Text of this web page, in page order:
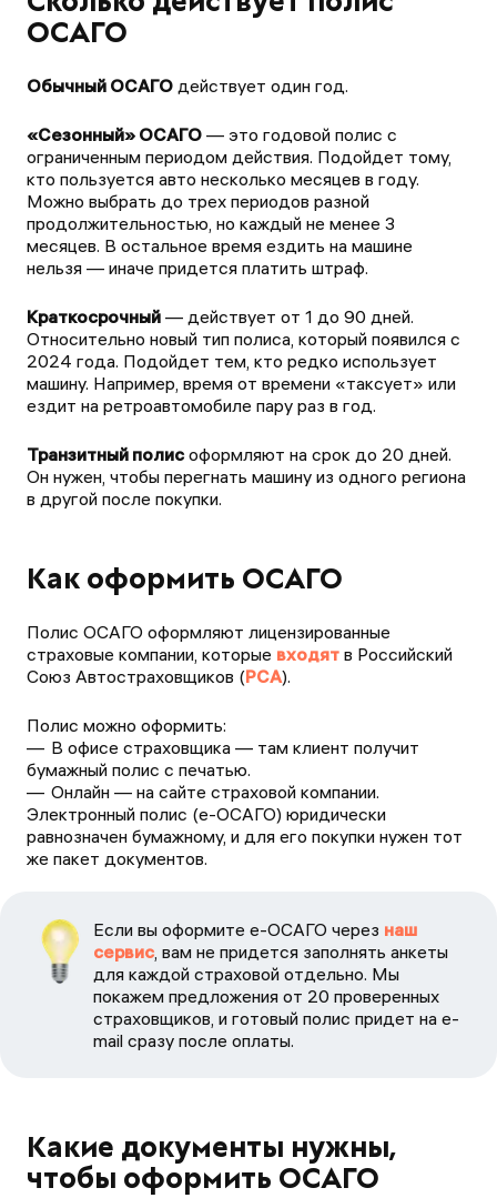
ОСАГО
Обычный ОСАГО действует один год.
«Сезонный» ОСАГО — это годовой полис с
ограниченным периодом действия. Подойдет тому,
кто пользуется авто несколько месяцев в году.
Можно выбрать до трех периодов разной
продолжительностью, но каждый не менее 3
месяцев. В остальное время ездить на машине
нельзя — иначе придется платить штраф.
Краткосрочный — действует от 1 до 90 дней.
Относительно новый тип полиса, который появился с
2024 года. Подойдет тем, кто редко использует
машину. Например, время от времени «таксует» или
ездит на ретроавтомобиле пару раз в год.
Транзитный полисоформляют на срок до 20 дней.
Он нужен, чтобы перегнать машину из одного региона
в другой после покупки.
Как оформить ОСАГО
Полис ОСАГО оформляют лицензированные
страховые компании, которые входят в Российский
Союз Автостраховщиков (РСА).
Полис можно оформить:
В офисе страховщика — там клиент получит
бумажный полис с печатью.
Онлайн — на сайте страховой компании.
Электронный полис (е-ОСАГО) юридически
равнозначен бумажному, и для его покупки нужен тот
же пакет документов.
Если вы оформите е-ОСАГО через наш
сервис, вам не придется заполнять анкеты
для каждой страховой отдельно. Мы
покажем предложения от 20 проверенных
страховщиков, и готовый полис придет на e-
mail сразу после оплаты.
Какие документы нужны,
чтобы оформить ОСАГО